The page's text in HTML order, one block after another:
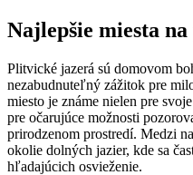
Najlepšie miesta
Plitvické jazerá ⁤sú domovom
nezabudnuteľný zážitok pre
miesto ⁢je známe⁣ nielen ⁤pre
pre očarujúce možnosti
prirodzenom prostredí. Medzi
okolie dolných jazier, kde sa
hľadajúcich osvieženie.